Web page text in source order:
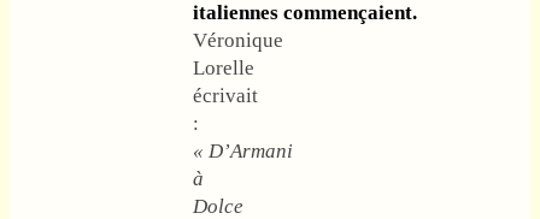
italiennes commençaient.
Véronique
Lorelle
écrivait
:
« D’Armani
à
Dolce